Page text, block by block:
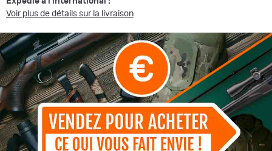
Voir plus de détails sur la livraison